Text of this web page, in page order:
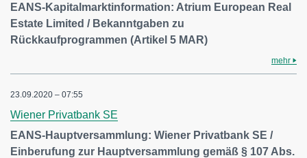
EANS-Kapitalmarktinformation: Atrium European Real
Estate Limited / Bekanntgaben zu
Rückkaufprogrammen (Artikel 5 MAR)
mehr
23.09.2020 – 07:55
Wiener Privatbank SE
EANS-Hauptversammlung: Wiener Privatbank SE /
Einberufung zur Hauptversammlung gemäß § 107 Abs.